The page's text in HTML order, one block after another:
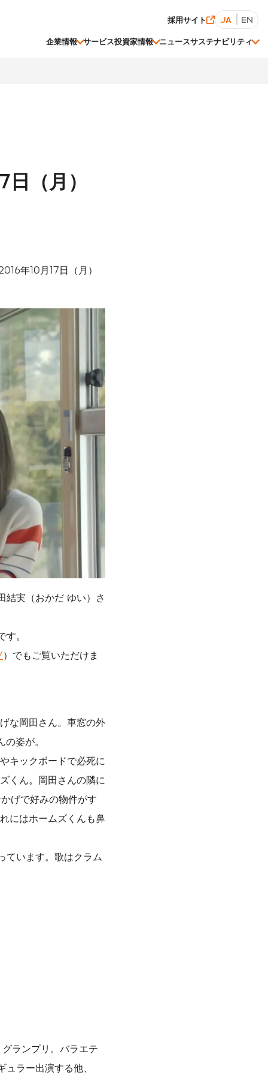
採用サイト JA EN
企業情報 サービス投資家情報 ニュースサステナビリティ
（月）
年10月17日（月）
結実（おかだ ゆい）さ
。
）でもご覧いただけま
な岡田さん。車窓の外
姿が。
キックボードで必死に
くん。岡田さんの隣に
げで好みの物件がす
にはホームズくんも鼻
ています。歌はクラム
ランプリ。バラエテ
ラー出演する他、